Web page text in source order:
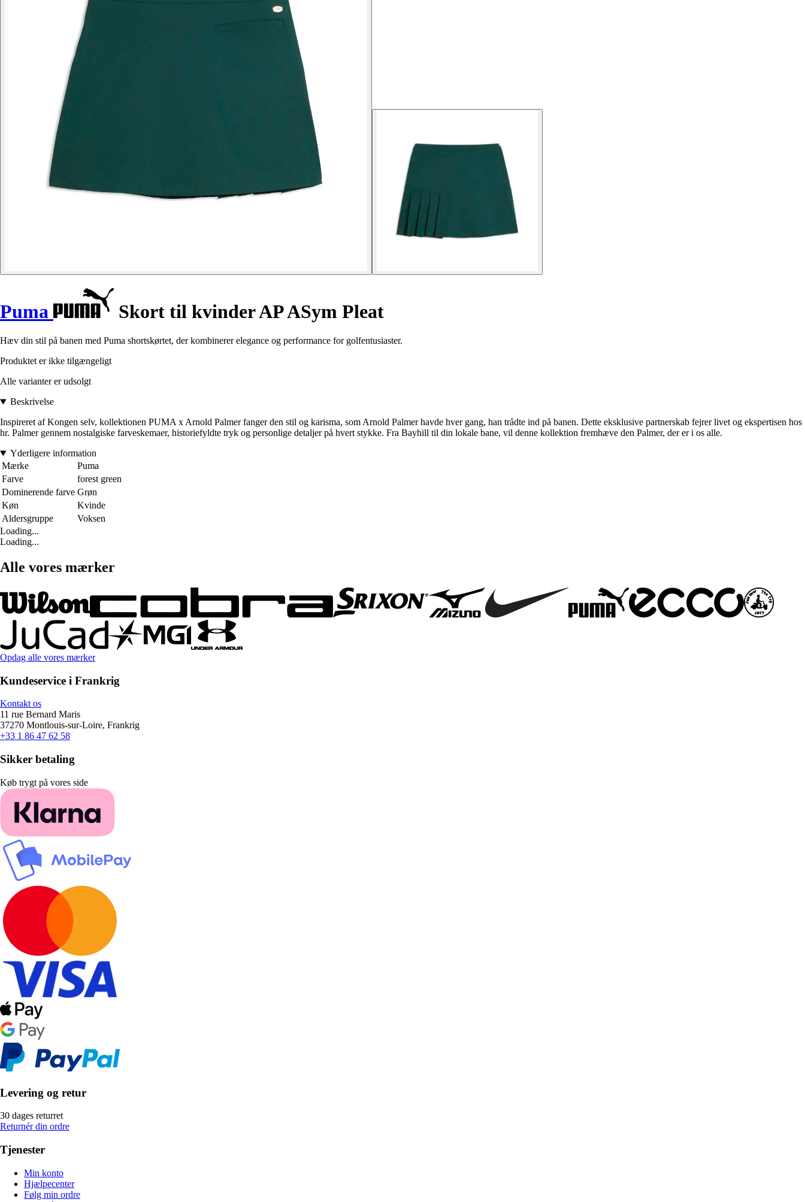
Puma Skort til kvinder AP ASym Pleat
Hæv din stil på banen med Puma shortskørtet, der kombinerer elegance og performance for golfentusiaster.
Produktet er ikke tilgængeligt
Alle varianter er udsolgt
Beskrivelse
Inspireret af Kongen selv, kollektionen PUMA x Arnold Palmer fanger den stil og karisma, som Arnold Palmer havde hver gang, han trådte ind på banen. Dette eksklusive partnerskab fejrer livet og ekspertisen hos
hr. Palmer gennem nostalgiske farveskemaer, historiefyldte tryk og personlige detaljer på hvert stykke. Fra Bayhill til din lokale bane, vil denne kollektion fremhæve den Palmer, der er i os alle.
Yderligere information
Mærke
Puma
Farve
forest green
Dominerende farve Grøn
Køn
Kvinde
Aldersgruppe
Voksen
Loading...
Loading...
Alle vores mærker
Opdag alle vores mærker
Kundeservice i Frankrig
Kontakt os
11 rue Bernard Maris
37270 Montlouis-sur-Loire, Frankrig
+33 1 86 47 62 58
Sikker betaling
Køb trygt på vores side
Levering og retur
30 dages returret
Returnér din ordre
Tjenester
Min konto
Hjælpecenter
Følg min ordre